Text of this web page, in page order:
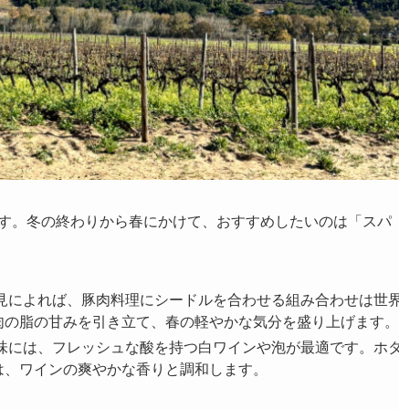
。冬の終わりから春にかけて、おすすめしたいのは「スパ
によれば、豚肉料理にシードルを合わせる組み合わせは世
脂の甘みを引き立て、春の軽やかな気分を盛り上げます。
には、フレッシュな酸を持つ白ワインや泡が最適です。ホ
ワインの爽やかな香りと調和します。